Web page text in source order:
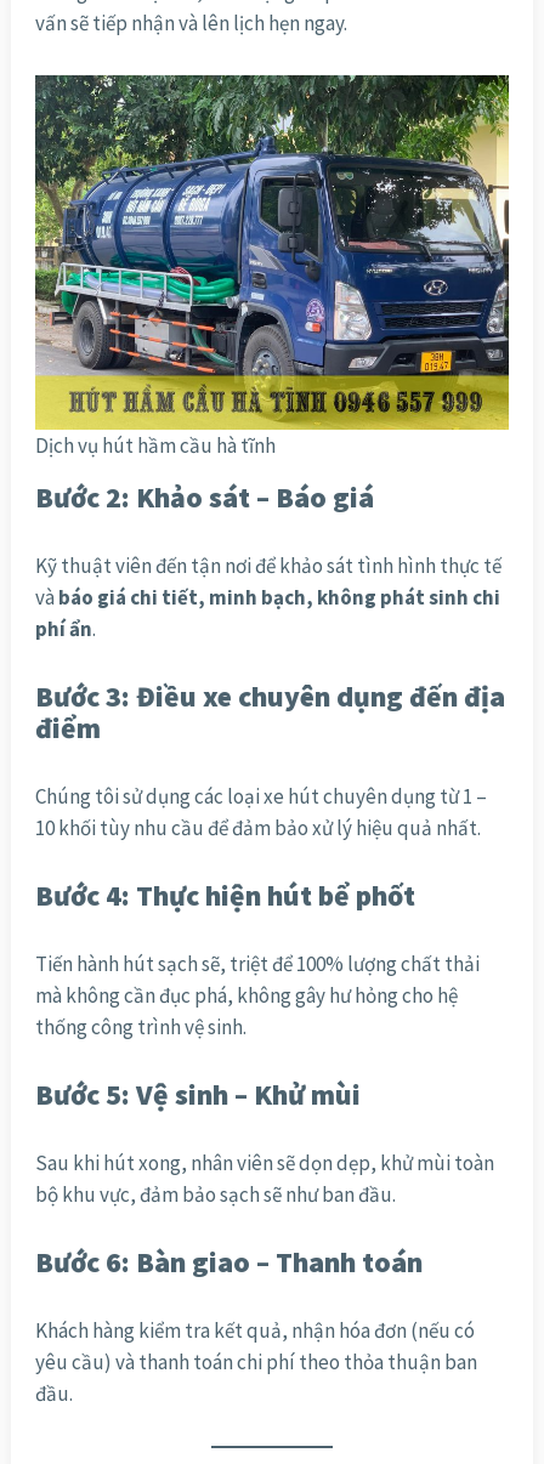
vấn sẽ tiếp nhận và lên lịch hẹn ngay.
Dịch vụ hút hầm cầu hà tĩnh
Bước 2: Khảo sát – Báo giá
Kỹ thuật viên đến tận nơi để khảo sát tình hình thực tế
và báo giá chi tiết, minh bạch, không phát sinh chi
phí ẩn.
Bước 3: Điều xe chuyên dụng đến địa
điểm
Chúng tôi sử dụng các loại xe hút chuyên dụng từ 1 –
10 khối tùy nhu cầu để đảm bảo xử lý hiệu quả nhất.
Bước 4: Thực hiện hút bể phốt
Tiến hành hút sạch sẽ, triệt để 100% lượng chất thải
mà không cần đục phá, không gây hư hỏng cho hệ
thống công trình vệ sinh.
Bước 5: Vệ sinh – Khử mùi
Sau khi hút xong, nhân viên sẽ dọn dẹp, khử mùi toàn
bộ khu vực, đảm bảo sạch sẽ như ban đầu.
Bước 6: Bàn giao – Thanh toán
Khách hàng kiểm tra kết quả, nhận hóa đơn (nếu có
yêu cầu) và thanh toán chi phí theo thỏa thuận ban
đầu.